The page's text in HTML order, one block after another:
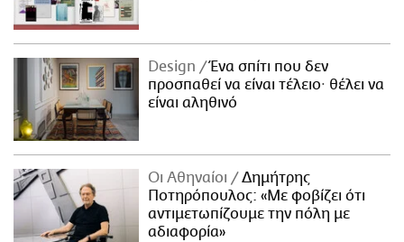
Design
Ένα σπίτι που δεν
προσπαθεί να είναι τέλειο· θέλει να
είναι αληθινό
Οι Αθηναίοι
Δημήτρης
Ποτηρόπουλος: «Με φοβίζει ότι
αντιμετωπίζουμε την πόλη με
αδιαφορία»